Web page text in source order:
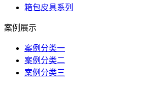
箱包皮具系列
案例展示
案例分类一
案例分类二
案例分类三